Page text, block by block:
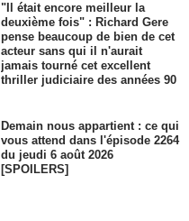
"Il était encore meilleur la
deuxième fois" : Richard Gere
pense beaucoup de bien de cet
acteur sans qui il n'aurait
jamais tourné cet excellent
thriller judiciaire des années 90
Demain nous appartient : ce qui
vous attend dans l'épisode 2264
du jeudi 6 août 2026
[SPOILERS]